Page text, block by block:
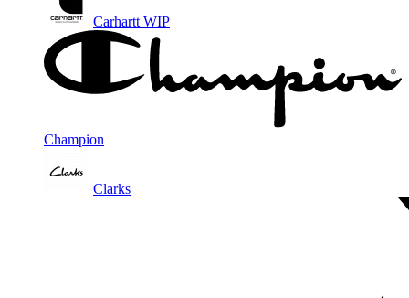
Carhartt WIP
Champion
Clarks